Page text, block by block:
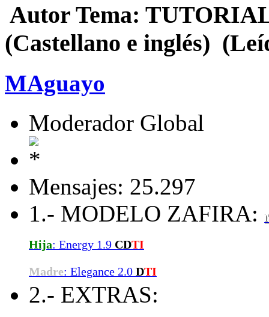
Autor Tema:
(Castellano e inglés)
MAguayo
Moderador Global
Mensajes: 25.297
1.- MODELO ZAFIRA:
Hija: Energy 1.9 CDTI
Madre: Elegance 2.0 DTI
2.- EXTRAS: